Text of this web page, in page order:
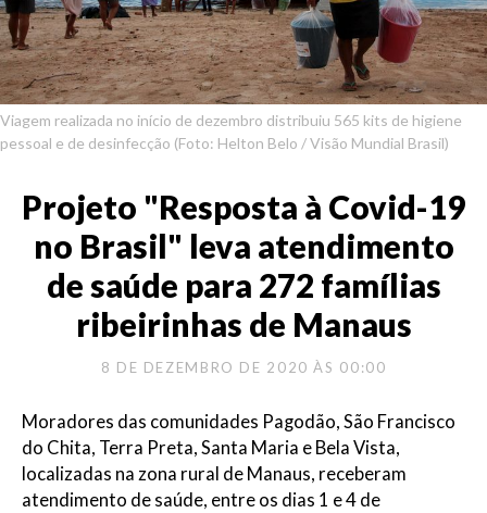
Viagem realizada no início de dezembro distribuiu 565 kits de higiene
pessoal e de desinfecção (Foto: Helton Belo / Visão Mundial Brasil)
Projeto "Resposta à Covid-19
no Brasil" leva atendimento
de saúde para 272 famílias
ribeirinhas de Manaus
8 DE DEZEMBRO DE 2020 ÀS 00:00
Moradores das comunidades Pagodão, São Francisco
do Chita, Terra Preta, Santa Maria e Bela Vista,
localizadas na zona rural de Manaus, receberam
atendimento de saúde, entre os dias 1 e 4 de